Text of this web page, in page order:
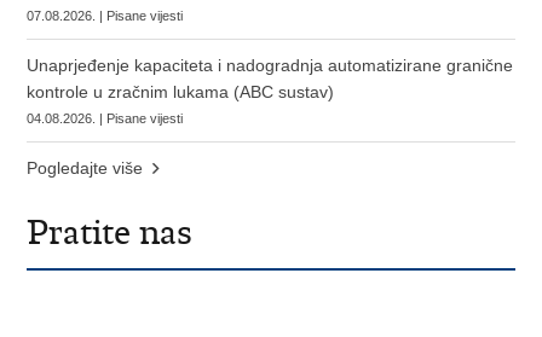
07.08.2026. | Pisane vijesti
Unaprjeđenje kapaciteta i nadogradnja automatizirane granične
kontrole u zračnim lukama (ABC sustav)
04.08.2026. | Pisane vijesti
Pogledajte više
Pratite nas